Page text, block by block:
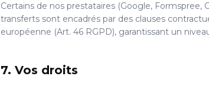
Certains de nos prestataires (Google, Formspree,
transferts sont encadrés par des clauses
européenne (Art. 46 RGPD), garantissant un
7. Vos droits